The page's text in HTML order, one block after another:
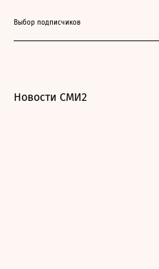
Выбор подписчиков
Новости СМИ2